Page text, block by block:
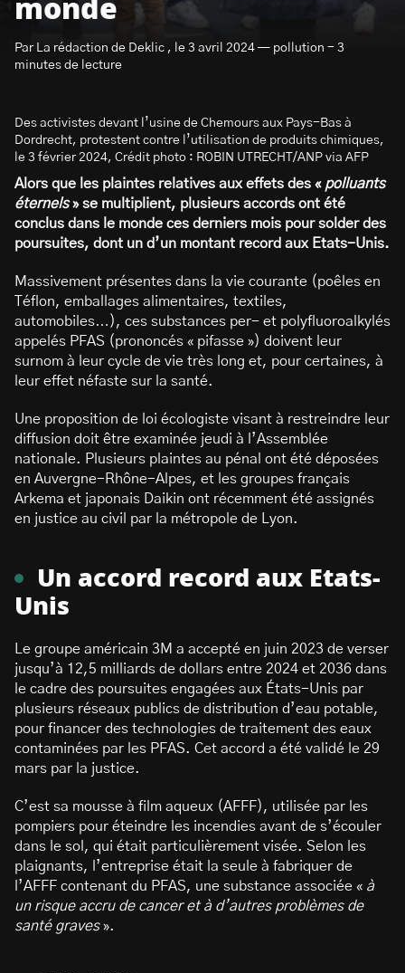
monde
Par La rédaction de Deklic , le 3 avril 2024 — pollution - 3
minutes de lecture
Des activistes devant l’usine de Chemours aux Pays-Bas à
Dordrecht, protestent contre l’utilisation de produits chimiques,
le 3 février 2024, Crédit photo : ROBIN UTRECHT/ANP via AFP
Alors que les plaintes relatives aux effets des « polluants
éternels» se multiplient, plusieurs accords ont été
conclus dans le monde ces derniers mois pour solder des
poursuites, dont un d’un montant record aux Etats-Unis.
Massivement présentes dans la vie courante (poêles en
Téflon, emballages alimentaires, textiles,
automobiles…), ces substances per- et polyfluoroalkylés
appelés PFAS (prononcés « pifasse ») doivent leur
surnom à leur cycle de vie très long et, pour certaines, à
leur effet néfaste sur la santé.
Une proposition de loi écologiste visant à restreindre leur
diffusion doit être examinée jeudi à l’Assemblée
nationale. Plusieurs plaintes au pénal ont été déposées
en Auvergne-Rhône-Alpes, et les groupes français
Arkema et japonais Daikin ont récemment été assignés
en justice au civil par la métropole de Lyon.
Un accord record aux Etats-
Unis
Le groupe américain 3M a accepté en juin 2023 de verser
jusqu’à 12,5 milliards de dollars entre 2024 et 2036 dans
le cadre des poursuites engagées aux États-Unis par
plusieurs réseaux publics de distribution d’eau potable,
pour financer des technologies de traitement des eaux
contaminées par les PFAS. Cet accord a été validé le 29
mars par la justice.
C’est sa mousse à film aqueux (AFFF), utilisée par les
pompiers pour éteindre les incendies avant de s’écouler
dans le sol, qui était particulièrement visée. Selon les
plaignants, l’entreprise était la seule à fabriquer de
l’AFFF contenant du PFAS, une substance associée « à
un risque accru de cancer et à d’autres problèmes de
santé graves».
S’abonner à la newsletter